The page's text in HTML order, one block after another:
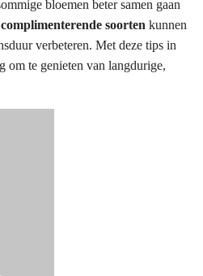
bloemen beter samen gaan
soorten kunnen
verbeteren. Met deze tips in
om te genieten van langdurige,